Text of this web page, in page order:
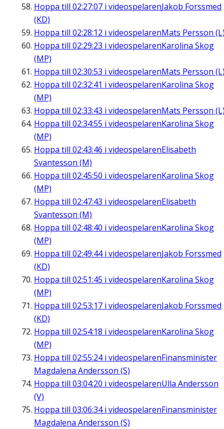
Hoppa till 02:27:07 i videospelarenJakob Forssmed
(KD)
Hoppa till 02:28:12 i videospelarenMats Persson
Hoppa till 02:29:23 i videospelarenKarolina Skog
(MP)
Hoppa till 02:30:53 i videospelarenMats Persson
Hoppa till 02:32:41 i videospelarenKarolina Skog
(MP)
Hoppa till 02:33:43 i videospelarenMats Persson
Hoppa till 02:34:55 i videospelarenKarolina Skog
(MP)
Hoppa till 02:43:46 i videospelarenElisabeth
Svantesson (M)
Hoppa till 02:45:50 i videospelarenKarolina Skog
(MP)
Hoppa till 02:47:43 i videospelarenElisabeth
Svantesson (M)
Hoppa till 02:48:40 i videospelarenKarolina Skog
(MP)
Hoppa till 02:49:44i videospelarenJakob Forssmed
(KD)
Hoppa till 02:51:45 i videospelarenKarolina Skog
(MP)
Hoppa till 02:53:17 i videospelarenJakob Forssmed
(KD)
Hoppa till 02:54:18 i videospelarenKarolina Skog
(MP)
Hoppa till 02:55:24i videospelarenFinansminister
Magdalena Andersson (S)
Hoppa till 03:04:20 i videospelarenUlla Andersson
(V)
Hoppa till 03:06:34i videospelarenFinansminister
Magdalena Andersson (S)